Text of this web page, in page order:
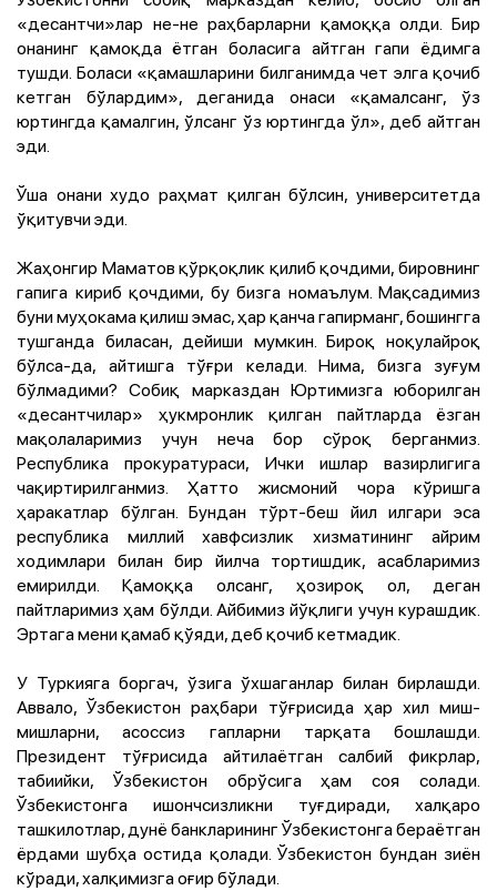
«десантчи»лар не-не раҳбарларни қамоққа олди. Бир
онанинг қамоқда ётган боласига айтган гапи ёдимга
тушди. Боласи «қамашларини билганимда чет элга қочиб
кетган бўлардим», деганида онаси «қамалсанг, ўз
юртингда қамалгин, ўлсанг ўз юртингда ўл», деб айтган
эди.
Ўша онани худо раҳмат қилган бўлсин, университетда
ўқитувчи эди.
Жаҳонгир Маматов қўрқоқлик қилиб қочдими, бировнинг
гапига кириб қочдими, бу бизга номаълум. Мақсадимиз
буни муҳокама қилиш эмас, ҳар қанча гапирманг, бошингга
тушганда биласан, дейиши мумкин. Бироқ ноқулайроқ
бўлса-да, айтишга тўғри келади. Нима, бизга зуғум
бўлмадими? Собиқ марказдан Юртимизга юборилган
«десантчилар» ҳукмронлик қилган пайтларда ёзган
мақолаларимиз учун неча бор сўроқ берганмиз.
Республика прокуратураси, Ички ишлар вазирлигига
чақиртирилганмиз. Ҳатто жисмоний чора кўришга
ҳаракатлар бўлган. Бундан тўрт-беш йил илгари эса
республика миллий хавфсизлик хизматининг айрим
ходимлари билан бир йилча тортишдик, асабларимиз
емирилди. Қамоққа олсанг, ҳозироқ ол, деган
пайтларимиз ҳам бўлди. Айбимиз йўқлиги учун курашдик.
Эртага мени қамаб қўяди, деб қочиб кетмадик.
У Туркияга боргач, ўзига ўхшаганлар билан бирлашди.
Аввало, Ўзбекистон раҳбари тўғрисида ҳар хил миш-
мишларни, асоссиз гапларни тарқата бошлашди.
Президент тўғрисида айтилаётган салбий фикрлар,
табиийки, Ўзбекистон обрўсига ҳам соя солади.
Ўзбекистонга ишончсизликни туғдиради, халқаро
ташкилотлар, дунё банкларининг Ўзбекистонга бераётган
ёрдами шубҳа остида қолади. Ўзбекистон бундан зиён
кўради, халқимизга оғир бўлади.